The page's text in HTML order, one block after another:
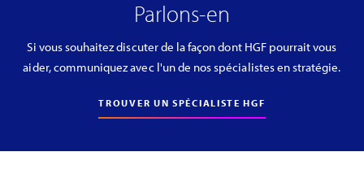
Parlons-en
Si vous souhaitez discuter de la façon dont HGF pourrait vous
aider, communiquez avec l'un de nos spécialistes en stratégie.
TROUVER UN SPÉCIALISTE HGF